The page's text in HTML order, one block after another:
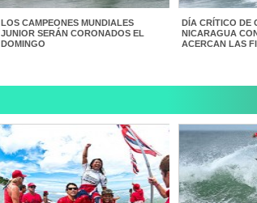
LOS CAMPEONES MUNDIALES
JUNIOR SERÁN CORONADOS EL
DOMINGO
DÍA CRÍTICO DE
NICARAGUA
ACERCAN LAS